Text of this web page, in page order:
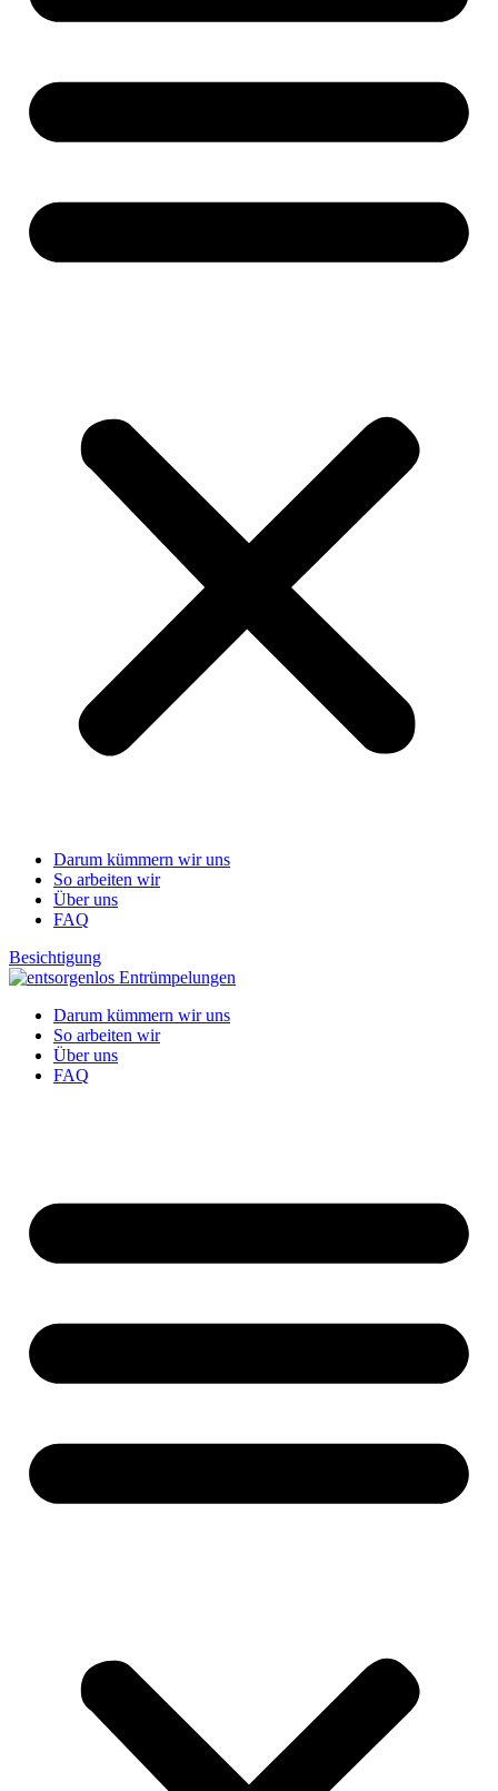
Darum kümmern wir uns
So arbeiten wir
Über uns
FAQ
Besichtigung
Darum kümmern wir uns
So arbeiten wir
Über uns
FAQ